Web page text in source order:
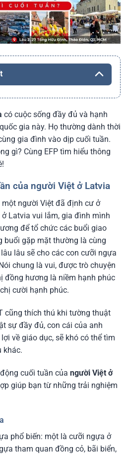
có cuộc sống đầy đủ và hạnh
gia này. Họ thường dành thời
gia đình vào dịp cuối tuần.
gì? Cùng EFP tìm hiểu thông
của người Việt ở Latvia
người Việt đã định cư ở
Latvia vui lắm, gia đình mình
để tổ chức các buổi giao
buổi gặp mặt thường là cùng
lâu sẽ cho các con cưỡi ngựa
chung là vui, được trò chuyện
đồng hương là niềm hạnh phúc
cười hạnh phúc.
cũng thích thú khi tường thuật
sự đầy đủ, con cái của anh
về giáo dục, sẽ khó có thể tìm
khác.
cuối tuần của người Việt ở
giúp bạn từ những trải nghiệm
phổ biến: một là cưỡi ngựa ở
tham quan đồng cỏ, bãi biển,